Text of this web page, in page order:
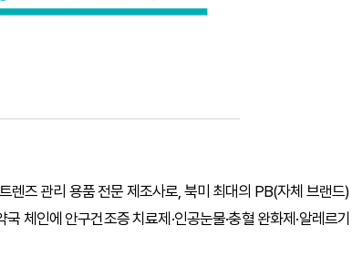
렌즈 관리 용품 전문 제조사로, 북미 최대의 PB(자체 브랜드)
체인에 안구건조증 치료제·인공눈물·충혈 완화제·알레르기